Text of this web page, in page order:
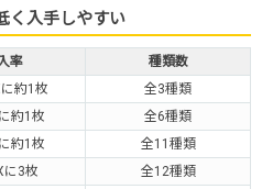
く入手しやすい
率
種類数
約1枚
全3種類
約1枚
全6種類
約1枚
全11種類
に3枚
全12種類